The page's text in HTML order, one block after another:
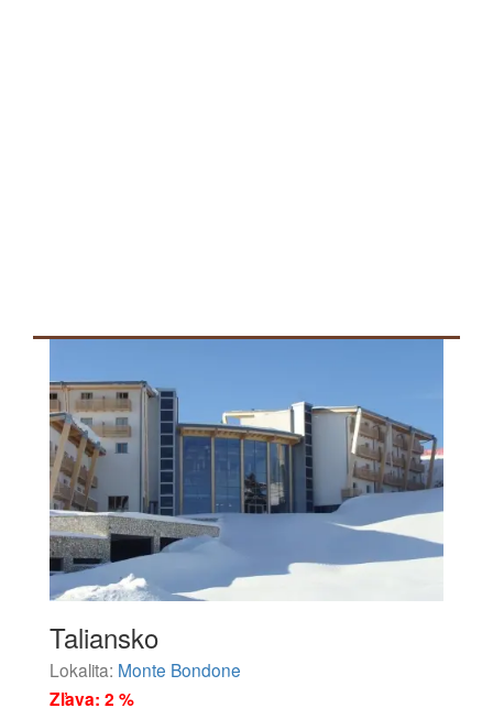
Taliansko
Lokalita: Monte Bondone
Zľava: 2 %